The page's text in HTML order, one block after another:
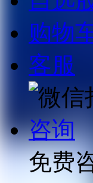
购物
客服
咨询
免费